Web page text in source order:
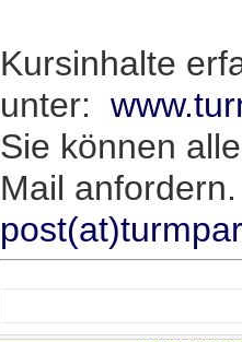
Kursinhalte
unter:
Sie können
Mail anfordern.